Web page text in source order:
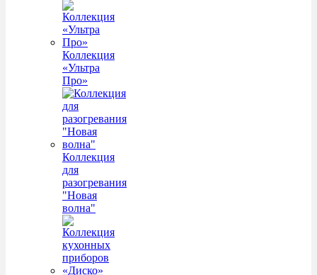
Коллекция
«Ультра
Про»
Коллекция
для
разогревания
"Новая
волна"